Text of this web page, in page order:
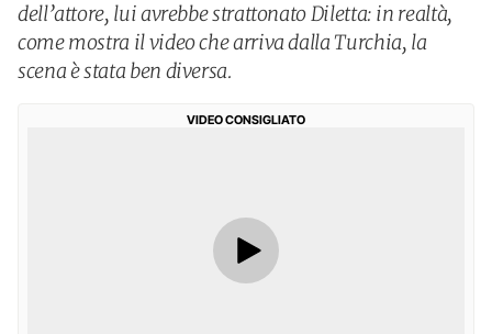
dell’attore, lui avrebbe strattonato Diletta: in realtà,
come mostra il video che arriva dalla Turchia, la
scena è stata ben diversa.
VIDEO CONSIGLIATO